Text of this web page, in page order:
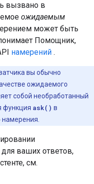
вызвано в
ожидаемым
может быть
Помощник,
намерений .
вы обычно
ожидаемого
собой необработанный
функция ask() в
намерения.
для ваших ответов,
см.